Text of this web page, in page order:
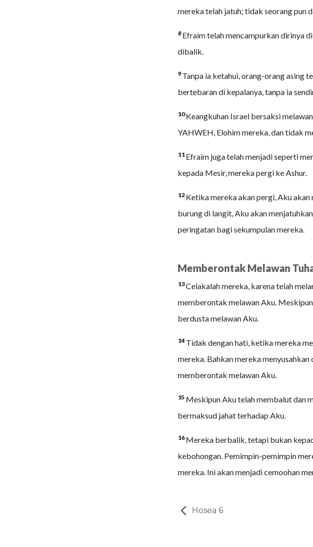
mereka telah jatuh; tidak seorang pun
8 Efraim telah mencampurkan dirinya
dibalik.
9 Tanpa ia ketahui, orang-orang asing
bertebaran di kepalanya, tanpa ia
10Keangkuhan Israel bersaksi
YAHWEH, Elohim mereka, dan tidak
11 Efraim juga telah menjadi seperti
kepada Mesir, mereka pergi ke Ashur.
12 Ketika mereka akan pergi, Aku
burung di langit, Aku akan
peringatan bagi sekumpulan mereka.
Memberontak Melawan
13Celakalah mereka, karena telah
memberontak melawan Aku.
berdusta melawan Aku.
14 Tidak dengan hati, ketika mereka
mereka. Bahkan mereka
memberontak melawan Aku.
15 Meskipun Aku telah membalut dan
bermaksud jahat terhadap Aku.
16 Mereka berbalik, tetapi bukan
kebohongan. Pemimpin-pemimpin
mereka. Ini akan menjadi cemoohan
Hosea 6